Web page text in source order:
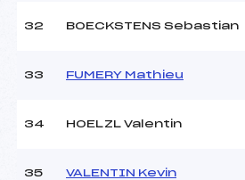
32 BOECKSTENS Sebastian
33 FUMERY Mathieu
34 HOELZL Valentin
35 VALENTIN Kevin